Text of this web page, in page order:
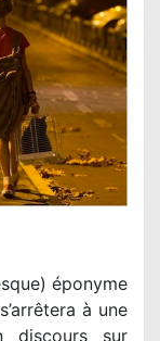
éponyme
à une
discours sur